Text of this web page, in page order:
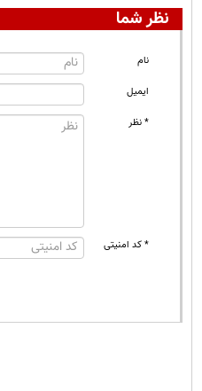
نظر شما
نام
ایمیل
* نظر
* کد امنیتی